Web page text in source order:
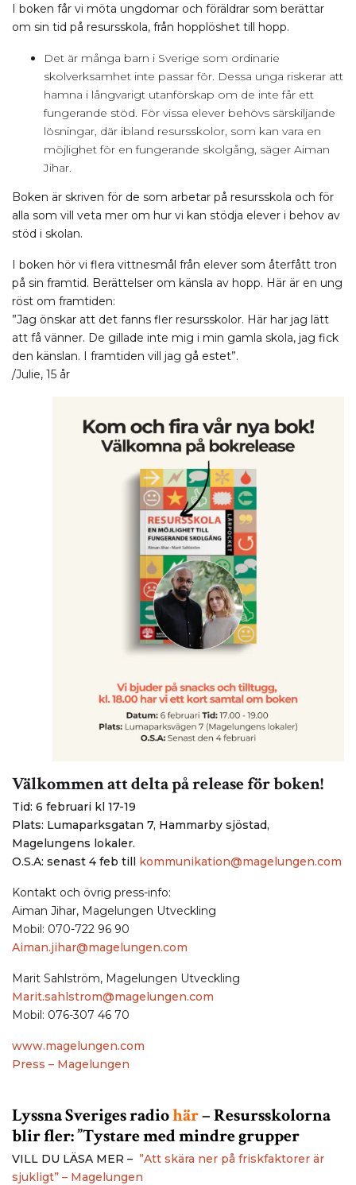
I boken får vi möta ungdomar och föräldrar som berättar
om sin tid på resursskola, från hopplöshet till hopp.
Det är många barn i Sverige som ordinarie
skolverksamhet inte passar för. Dessa unga riskerar att
hamna i långvarigt utanförskap om de inte får ett
fungerande stöd. För vissa elever behövs särskiljande
lösningar, där ibland resursskolor, som kan vara en
möjlighet för en fungerande skolgång, säger Aiman
Jihar.
Boken är skriven för de som arbetar på resursskola och för
alla som vill veta mer om hur vi kan stödja elever i behov av
stöd i skolan.
I boken hör vi flera vittnesmål från elever som återfått tron
på sin framtid. Berättelser om känsla av hopp. Här är en ung
röst om framtiden:
”Jag önskar att det fanns fler resursskolor. Här har jag lätt
att få vänner. De gillade inte mig i min gamla skola, jag fick
den känslan. I framtiden vill jag gå estet”.
/Julie, 15 år
Välkommen att delta på release för boken!
Tid: 6 februari kl 17-19
Plats: Lumaparksgatan 7, Hammarby sjöstad,
Magelungens lokaler.
O.S.A: senast 4 feb till kommunikation@magelungen.com
Kontakt och övrig press-info:
Aiman Jihar, Magelungen Utveckling
Mobil: 070-722 96 90
Aiman.jihar@magelungen.com
Marit Sahlström, Magelungen Utveckling
Marit.sahlstrom@magelungen.com
Mobil: 076-307 46 70
www.magelungen.com
Press – Magelungen
Lyssna Sveriges radiohär– Resursskolorna
blir fler: ”Tystare med mindre grupper
VILL DU LÄSA MER – ”Att skära ner på friskfaktorer är
sjukligt” – Magelungen